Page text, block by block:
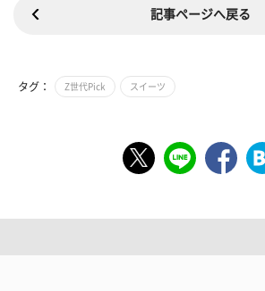
記事ページへ戻る
タグ： Z世代Pick スイーツ